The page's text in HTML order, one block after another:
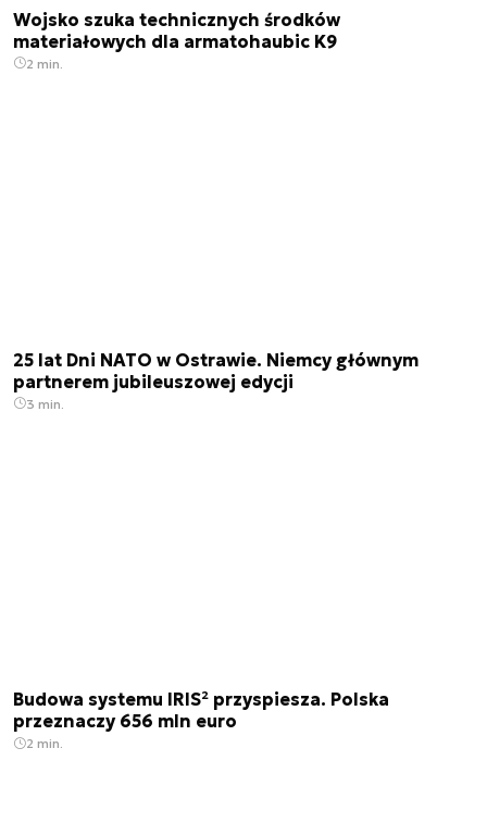
Wojsko szuka technicznych środków
materiałowych dla armatohaubic K9
2 min.
25 lat Dni NATO w Ostrawie. Niemcy głównym
partnerem jubileuszowej edycji
3 min.
Budowa systemu IRIS² przyspiesza. Polska
przeznaczy 656 mln euro
2 min.